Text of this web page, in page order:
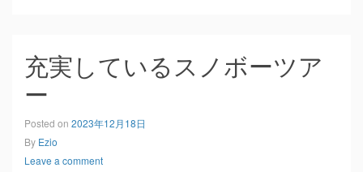
充実しているスノボーツア
ー
Posted on 2023年12月18日
By Ezio
Leave a comment